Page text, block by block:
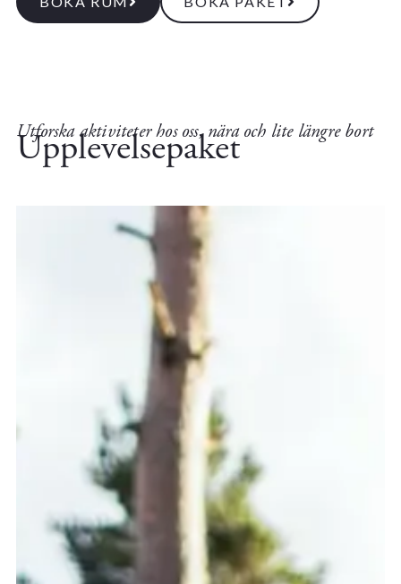
Utforska aktiviteter hos oss, nära och lite längre bort
Upplevelsepaket